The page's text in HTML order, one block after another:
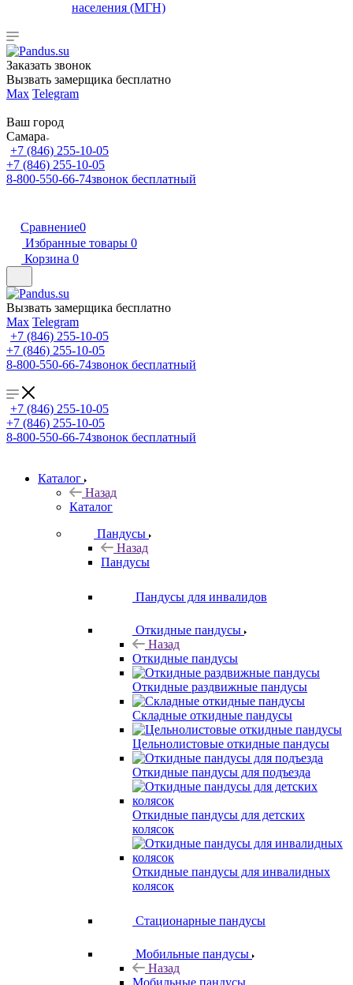
населения (МГН)
Заказать звонок
Вызвать замерщика бесплатно
Max Telegram
Ваш город
Самара
+7 (846) 255-10-05
+7 (846) 255-10-05
8-800-550-66-74звонок бесплатный
Сравнение0
Избранные товары 0
Корзина 0
Вызвать замерщика бесплатно
Max Telegram
+7 (846) 255-10-05
+7 (846) 255-10-05
8-800-550-66-74звонок бесплатный
+7 (846) 255-10-05
+7 (846) 255-10-05
8-800-550-66-74звонок бесплатный
Каталог
Назад
Каталог
Пандусы
Назад
Пандусы
Пандусы для инвалидов
Откидные пандусы
Назад
Откидные пандусы
Откидные раздвижные пандусы
Складные откидные пандусы
Цельнолистовые откидные пандусы
Откидные пандусы для подъезда
Откидные пандусы для детских
колясок
Откидные пандусы для инвалидных
колясок
Стационарные пандусы
Мобильные пандусы
Назад
Мобильные пандусы